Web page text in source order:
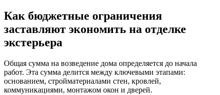
Как бюджетные ограничения
заставляют экономить на отделке
экстерьера
Общая сумма на возведение дома определяется до начала
работ. Эта сумма делится между ключевыми этапами:
основанием, стройматериалами стен, кровлей,
коммуникациями, монтажом окон и дверей.